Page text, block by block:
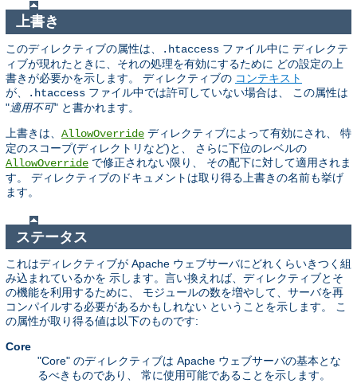
上書き
このディレクティブの属性は、 .htaccess ファイル中に ディレクテ
ィブが現れたときに、それの処理を有効にするために どの設定の上
書きが必要かを示します。 ディレクティブの コンテキスト
が、
.htaccess ファイル中では許可していない場合は、 この属性は
"適用不可" と書かれます。
上書きは、 AllowOverride ディレクティブによって有効にされ、 特
定のスコープ(ディレクトリなど)と、 さらに下位のレベルの
AllowOverride で修正されない限り、 その配下に対して適用されま
す。 ディレクティブのドキュメントは取り得る上書きの名前も挙げ
ます。
ステータス
これはディレクティブが Apache ウェブサーバにどれくらいきつく組
み込まれているかを 示します。言い換えれば、ディレクティブとそ
の機能を利用するために、 モジュールの数を増やして、サーバを再
コンパイルする必要があるかもしれない ということを示します。 こ
の属性が取り得る値は以下のものです:
Core
"Core" のディレクティブは Apache ウェブサーバの基本とな
るべきものであり、 常に使用可能であることを示します。